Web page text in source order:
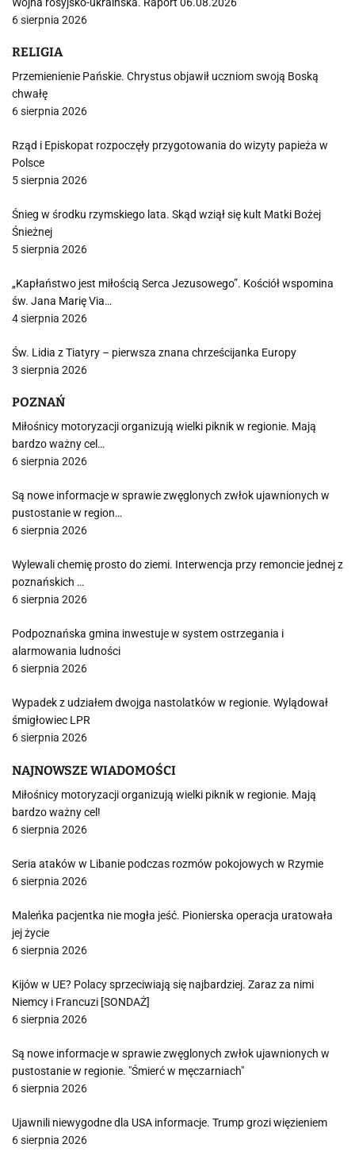
6 sierpnia 2026
RELIGIA
Przemienienie Pańskie. Chrystus objawił uczniom swoją Boską
chwałę
6 sierpnia 2026
Rząd i Episkopat rozpoczęły przygotowania do wizyty papieża w
Polsce
5 sierpnia 2026
Śnieg w środku rzymskiego lata. Skąd wziął się kult Matki Bożej
Śnieżnej
5 sierpnia 2026
„Kapłaństwo jest miłością Serca Jezusowego”. Kościół wspomina
św. Jana Marię Via…
4 sierpnia 2026
Św. Lidia z Tiatyry – pierwsza znana chrześcijanka Europy
3 sierpnia 2026
POZNAŃ
Miłośnicy motoryzacji organizują wielki piknik w regionie. Mają
bardzo ważny cel…
6 sierpnia 2026
Są nowe informacje w sprawie zwęglonych zwłok ujawnionych w
pustostanie w region…
6 sierpnia 2026
Wylewali chemię prosto do ziemi. Interwencja przy remoncie jednej z
poznańskich …
6 sierpnia 2026
Podpoznańska gmina inwestuje w system ostrzegania i
alarmowania ludności
6 sierpnia 2026
Wypadek z udziałem dwojga nastolatków w regionie. Wylądował
śmigłowiec LPR
6 sierpnia 2026
NAJNOWSZE WIADOMOŚCI
Miłośnicy motoryzacji organizują wielki piknik w regionie. Mają
bardzo ważny cel!
6 sierpnia 2026
Seria ataków w Libanie podczas rozmów pokojowych w Rzymie
6 sierpnia 2026
Maleńka pacjentka nie mogła jeść. Pionierska operacja uratowała
jej życie
6 sierpnia 2026
Kijów w UE? Polacy sprzeciwiają się najbardziej. Zaraz za nimi
Niemcy i Francuzi [SONDAŻ]
6 sierpnia 2026
Są nowe informacje w sprawie zwęglonych zwłok ujawnionych w
pustostanie w regionie. "Śmierć w męczarniach"
6 sierpnia 2026
Ujawnili niewygodne dla USA informacje. Trump grozi więzieniem
6 sierpnia 2026